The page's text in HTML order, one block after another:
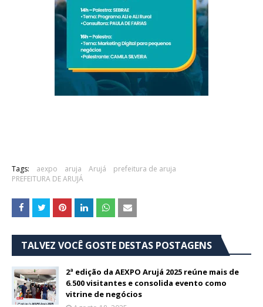
Tags: aexpo aruja Arujá
prefeitura de aruja
PREFEITURA DE ARUJÁ
TALVEZ VOCÊ GOSTE DESTAS POSTAGENS
2ª edição da AEXPO Arujá 2025 reúne mais de
6.500 visitantes e consolida evento como
vitrine de negócios